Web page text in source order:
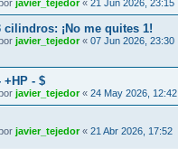
javier_tejedor« 21 Jun 2026, 23:15
cilindros: ¡No me quites 1!
javier_tejedor« 07 Jun 2026, 23:30
+HP - $
javier_tejedor« 24 May 2026, 12:42
javier_tejedor« 21 Abr 2026, 17:52